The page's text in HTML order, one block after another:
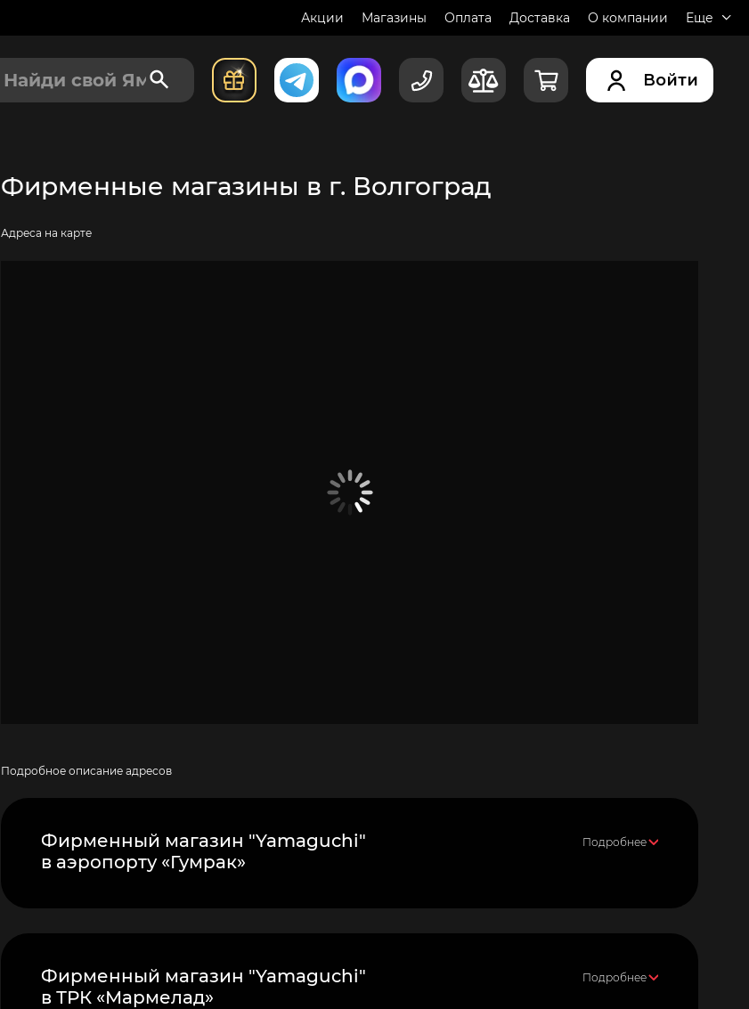
Акции Магазины Оплата Доставка О компании Еще
Войти
Фирменные магазины в г. Волгоград
Адреса на карте
Подробное описание адресов
Фирменный магазин "Yamaguchi"
в аэропорту «Гумрак»
Подробнее
Фирменный магазин "Yamaguchi"
в ТРК «Мармелад»
Подробнее